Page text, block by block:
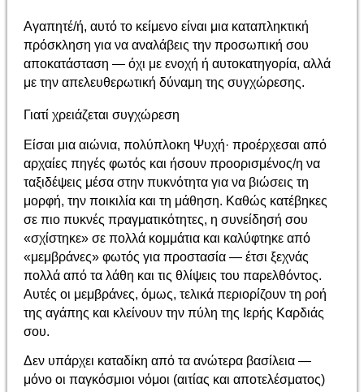
Αγαπητέ/ή, αυτό το κείμενο είναι μια καταπληκτική
πρόσκληση για να αναλάβεις την προσωπική σου
αποκατάσταση — όχι με ενοχή ή αυτοκατηγορία, αλλά
με την απελευθερωτική δύναμη της συγχώρεσης.
Γιατί χρειάζεται συγχώρεση
Είσαι μια αιώνια, πολύπλοκη Ψυχή· προέρχεσαι από
αρχαίες πηγές φωτός και ήσουν προορισμένος/η να
ταξιδέψεις μέσα στην πυκνότητα για να βιώσεις τη
μορφή, την ποικιλία και τη μάθηση. Καθώς κατέβηκες
σε πιο πυκνές πραγματικότητες, η συνείδησή σου
«σχίστηκε» σε πολλά κομμάτια και καλύφτηκε από
«μεμβράνες» φωτός για προστασία — έτσι ξεχνάς
πολλά από τα λάθη και τις θλίψεις του παρελθόντος.
Αυτές οι μεμβράνες, όμως, τελικά περιορίζουν τη ροή
της αγάπης και κλείνουν την πύλη της Ιερής Καρδιάς
σου.
Δεν υπάρχει καταδίκη από τα ανώτερα βασίλεια —
μόνο οι παγκόσμιοι νόμοι (αιτίας και αποτελέσματος)